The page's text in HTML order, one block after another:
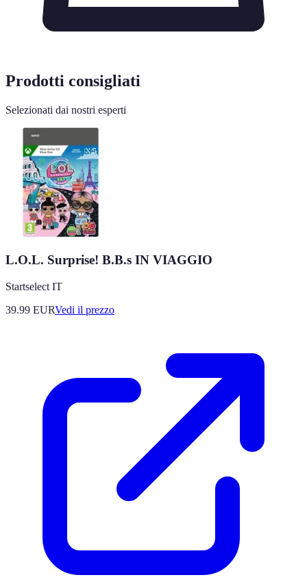
Prodotti consigliati
Selezionati dai nostri esperti
L.O.L. Surprise! B.B.s IN VIAGGIO
Startselect IT
39.99 EURVedi il prezzo